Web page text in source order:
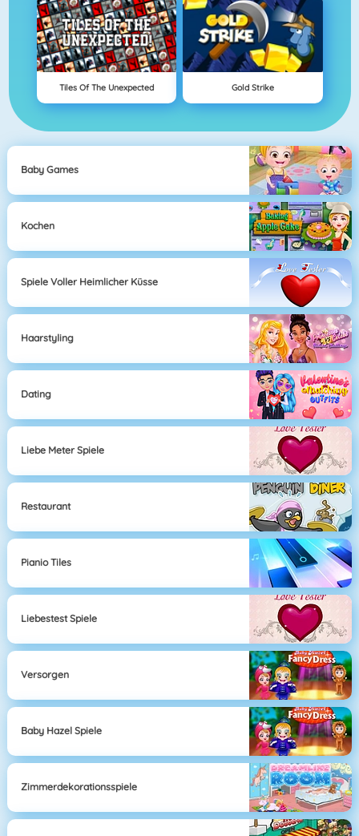
Tiles Of The Unexpected Gold Strike
Baby Games
Kochen
Spiele Voller Heimlicher Küsse
Haarstyling
Dating
Liebe Meter Spiele
Restaurant
Pianio Tiles
Liebestest Spiele
Versorgen
Baby Hazel Spiele
Zimmerdekorationsspiele